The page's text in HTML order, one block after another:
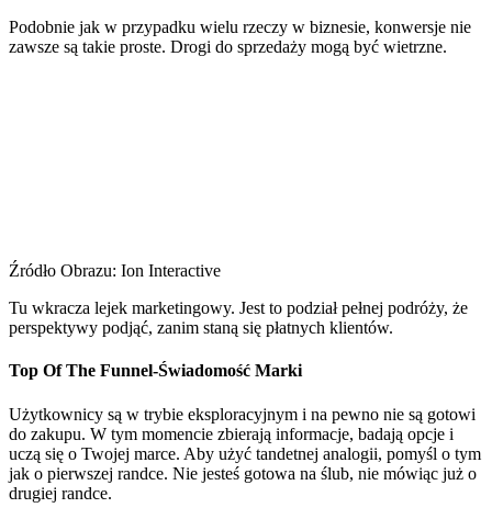
Podobnie jak w przypadku wielu rzeczy w biznesie, konwersje nie
zawsze są takie proste. Drogi do sprzedaży mogą być wietrzne.
Źródło Obrazu: Ion Interactive
Tu wkracza lejek marketingowy. Jest to podział pełnej podróży, że
perspektywy podjąć, zanim staną się płatnych klientów.
Top Of The Funnel-Świadomość Marki
Użytkownicy są w trybie eksploracyjnym i na pewno nie są gotowi
do zakupu. W tym momencie zbierają informacje, badają opcje i
uczą się o Twojej marce. Aby użyć tandetnej analogii, pomyśl o tym
jak o pierwszej randce. Nie jesteś gotowa na ślub, nie mówiąc już o
drugiej randce.